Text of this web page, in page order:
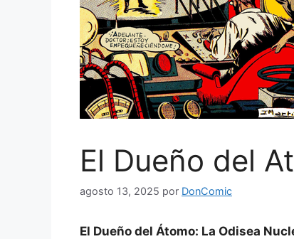
El Dueño del
agosto 13, 2025 por DonComic
El Dueño del Átomo: La Odisea